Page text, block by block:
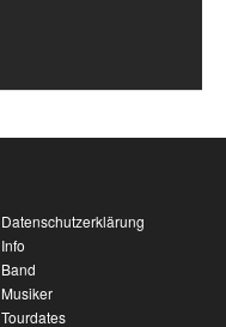
Datenschutzerklärung
Info
Band
Musiker
Tourdates